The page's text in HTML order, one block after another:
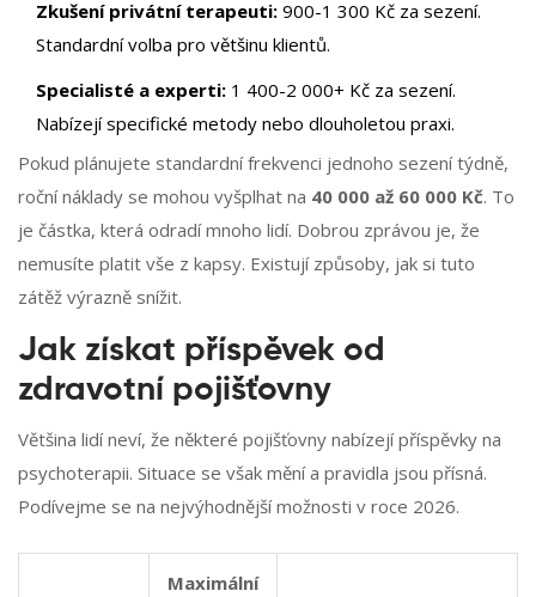
Zkušení privátní terapeuti: 900-1 300 Kč za sezení.
Standardní volba pro většinu klientů.
Specialisté a experti: 1 400-2 000+ Kč za sezení.
Nabízejí specifické metody nebo dlouholetou praxi.
Pokud plánujete standardní frekvenci jednoho sezení týdně,
roční náklady se mohou vyšplhat na 40 000 až 60 000 Kč. To
je částka, která odradí mnoho lidí. Dobrou zprávou je, že
nemusíte platit vše z kapsy. Existují způsoby, jak si tuto
zátěž výrazně snížit.
Jak získat příspěvek od
zdravotní pojišťovny
Většina lidí neví, že některé pojišťovny nabízejí příspěvky na
psychoterapii. Situace se však mění a pravidla jsou přísná.
Podívejme se na nejvýhodnější možnosti v roce 2026.
Maximální